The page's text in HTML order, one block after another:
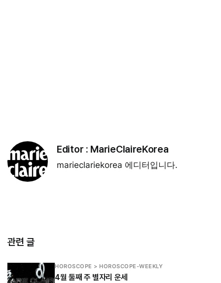
Editor : MarieClaireKorea
marieclariekorea 에디터입니다.
관련 글
HOROSCOPE > HOROSCOPE-WEEKLY
4월 둘째 주 별자리 운세